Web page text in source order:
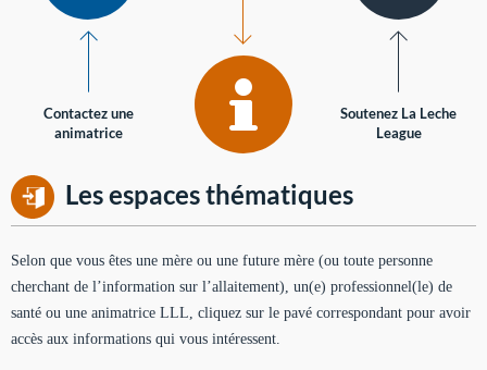
Contactez une
animatrice
Soutenez La Leche
League
Les espaces thématiques
Selon que vous êtes une mère ou une future mère (ou toute personne
cherchant de l’information sur l’allaitement), un(e) professionnel(le) de
santé ou une animatrice LLL, cliquez sur le pavé correspondant pour avoir
accès aux informations qui vous intéressent.